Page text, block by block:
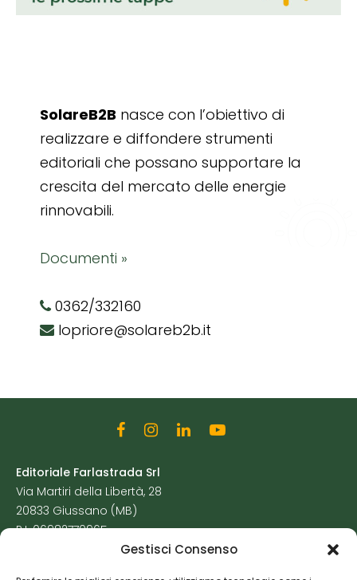
Gestisci Consenso
SolareB2B nasce con l’obiettivo di
realizzare e diffondere strumenti
editoriali che possano supportare la
crescita del mercato delle energie
rinnovabili.
Documenti »
0362/332160
lopriore@solareb2b.it
Editoriale Farlastrada Srl
Via Martiri della Libertà, 28
20833 Giussano (MB)
P.I. 06982770965